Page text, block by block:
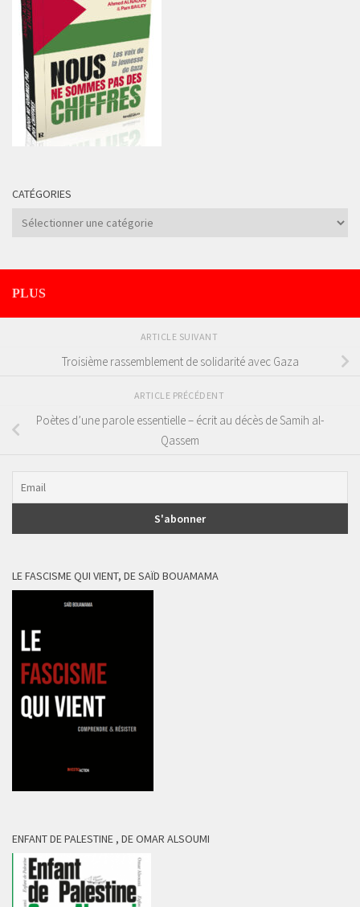
CATÉGORIES
Catégories
PLUS
ARTICLE SUIVANT
Troisième rassemblement de solidarité avec Gaza
ARTICLE PRÉCÉDENT
Poètes d’une parole essentielle – écrit au décès de Samih al-
Qassem
LE FASCISME QUI VIENT, DE SAÏD BOUAMAMA
ENFANT DE PALESTINE , DE OMAR ALSOUMI